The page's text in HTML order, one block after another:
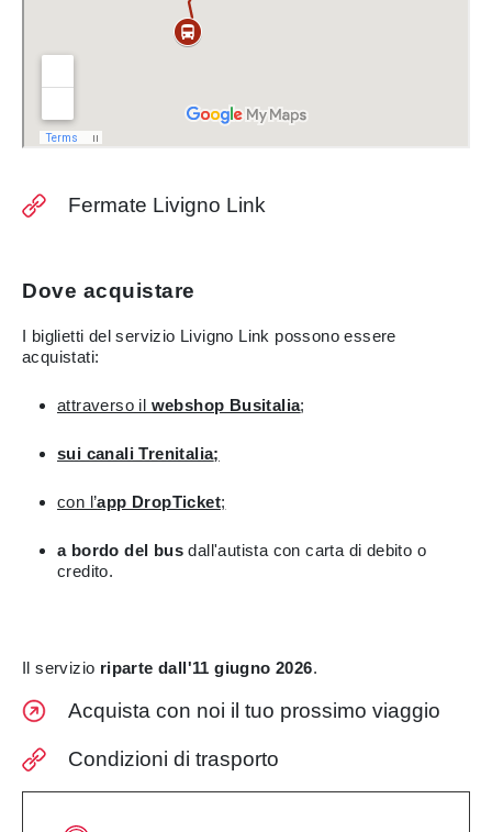
Fermate Livigno Link
Dove acquistare
I biglietti del servizio Livigno Link possono essere
acquistati:
attraverso il webshop Busitalia;
sui canali Trenitalia;
con l’app DropTicket;
a bordo del bus dall'autista con carta di debito o
credito.
Il servizio riparte dall'11 giugno 2026.
Acquista con noi il tuo prossimo viaggio
Condizioni di trasporto